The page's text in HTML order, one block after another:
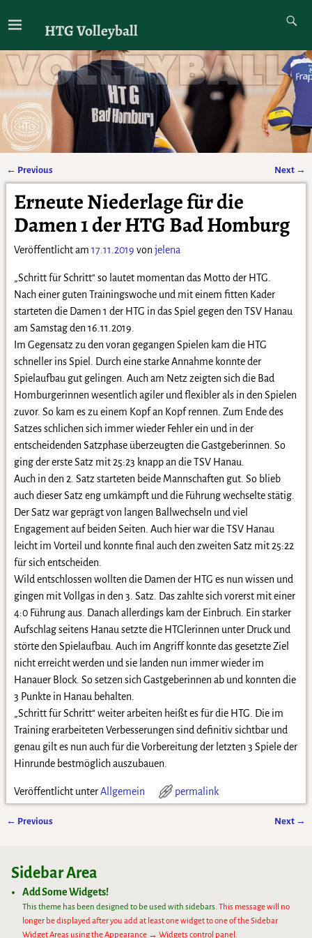
HTG Volleyball
Artikelnavigation
← Previous Next →
Erneute Niederlage für die
Damen 1 der HTG Bad Homburg
Veröffentlicht am 17.11.2019 vonjelena
„Schritt für Schritt“ so lautet momentan das Motto der HTG.
Nach einer guten Trainingswoche und mit einem fitten Kader
starteten die Damen 1 der HTG in das Spiel gegen den TSV Hanau
am Samstag den 16.11.2019.
Im Gegensatz zu den voran gegangen Spielen kam die HTG
schneller ins Spiel. Durch eine starke Annahme konnte der
Spielaufbau gut gelingen. Auch am Netz zeigten sich die Bad
Homburgerinnen wesentlich agiler und flexibler als in den Spielen
zuvor. So kam es zu einem Kopf an Kopf rennen. Zum Ende des
Satzes schlichen sich immer wieder Fehler ein und in der
entscheidenden Satzphase überzeugten die Gastgeberinnen. So
ging der erste Satz mit 25:23 knapp an die TSV Hanau.
Auch in den 2. Satz starteten beide Mannschaften gut. So blieb
auch dieser Satz eng umkämpft und die Führung wechselte stätig.
Der Satz war geprägt von langen Ballwechseln und viel
Engagement auf beiden Seiten. Auch hier war die TSV Hanau
leicht im Vorteil und konnte final auch den zweiten Satz mit 25:22
für sich entscheiden.
Wild entschlossen wollten die Damen der HTG es nun wissen und
gingen mit Vollgas in den 3. Satz. Das zahlte sich vorerst mit einer
4:0 Führung aus. Danach allerdings kam der Einbruch. Ein starker
Aufschlag seitens Hanau setzte die HTGlerinnen unter Druck und
störte den Spielaufbau. Auch im Angriff konnte das gesetzte Ziel
nicht erreicht werden und sie landen nun immer wieder im
Hanauer Block. So setzen sich Gastgeberinnen ab und konnten die
3 Punkte in Hanau behalten.
„Schritt für Schritt“ weiter arbeiten heißt es für die HTG. Die im
Training erarbeiteten Verbesserungen sind definitiv sichtbar und
genau gilt es nun auch für die Vorbereitung der letzten 3 Spiele der
Hinrunde bestmöglich auszubauen.
Veröffentlicht unter Allgemein permalink
← Previous Next →
Sidebar Area
Add Some Widgets!
This theme has been designed to be used with sidebars. This message will no
longer be displayed after you add at least one widget to one of the Sidebar
Widget Areas using the Appearance → Widgets control panel.